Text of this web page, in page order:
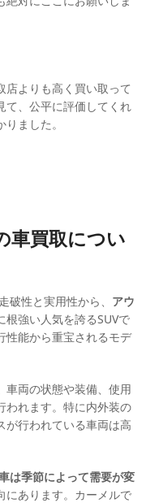
店よりも高く買い取って
て、公平に評価してくれ
ました。
車買取につい
破性と実用性から、 アウ
根強い人気を誇るSUVで
性能から重宝されるモデ
車両の状態や装備、使用
われます。特に内外装の
が行われている車両は高
は季節によって需要が変
にあります。カーメルで